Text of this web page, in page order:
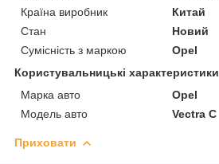
Країна виробник
Китай
Стан
Новий
Сумісність з маркою
Opel
Користувальницькі характеристики
Марка авто
Opel
Модель авто
Vectra C
Приховати